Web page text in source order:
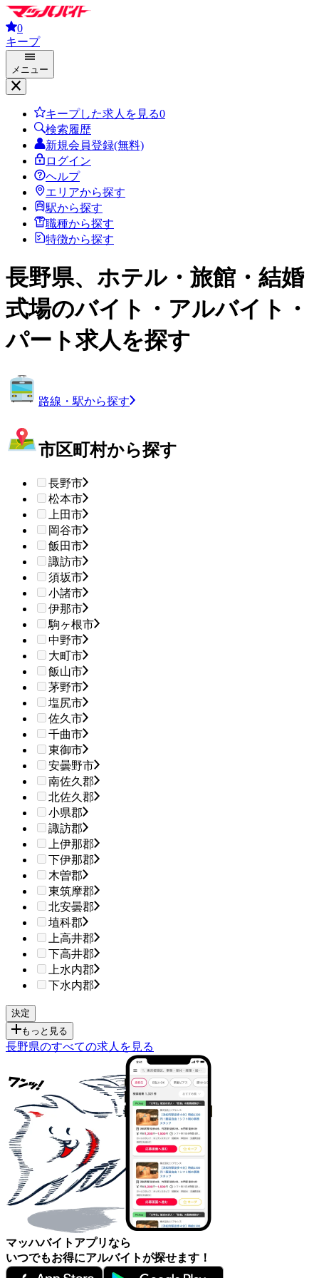
0
キープ
メニュー
キープした求人を見る0
検索履歴
新規会員登録(無料)
ログイン
ヘルプ
エリアから探す
駅から探す
職種から探す
特徴から探す
長野県、ホテル・旅館・結婚
式場のバイト・アルバイト・
パート求人を探す
路線・駅から探す
市区町村から探す
長野市
松本市
上田市
岡谷市
飯田市
諏訪市
須坂市
小諸市
伊那市
駒ヶ根市
中野市
大町市
飯山市
茅野市
塩尻市
佐久市
千曲市
東御市
安曇野市
南佐久郡
北佐久郡
小県郡
諏訪郡
上伊那郡
下伊那郡
木曽郡
東筑摩郡
北安曇郡
埴科郡
上高井郡
下高井郡
上水内郡
下水内郡
もっと見る
長野県のすべての求人を見る
マッハバイトアプリなら
いつでもお得にアルバイトが探せます！